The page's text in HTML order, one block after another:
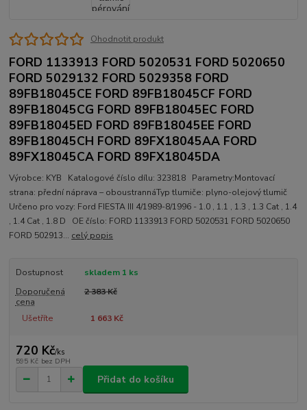
Ohodnotit produkt
FORD 1133913 FORD 5020531 FORD 5020650
FORD 5029132 FORD 5029358 FORD
89FB18045CE FORD 89FB18045CF FORD
89FB18045CG FORD 89FB18045EC FORD
89FB18045ED FORD 89FB18045EE FORD
89FB18045CH FORD 89FX18045AA FORD
89FX18045CA FORD 89FX18045DA
Výrobce: KYB Katalogové číslo dílu: 323818 Parametry:Montovací
strana: přední náprava – oboustrannáTyp tlumiče: plyno-olejový tlumič
Určeno pro vozy: Ford FIESTA III 4/1989-8/1996 - 1.0 , 1.1 , 1.3 , 1.3 Cat , 1.4
, 1.4 Cat , 1.8 D OE číslo: FORD 1133913 FORD 5020531 FORD 5020650
FORD 502913... celý popis
Dostupnost
skladem 1 ks
Doporučená
cena
2 383 Kč
Ušetříte 1 663 Kč
720 Kč/ks
595 Kč bez DPH
Přidat do košíku